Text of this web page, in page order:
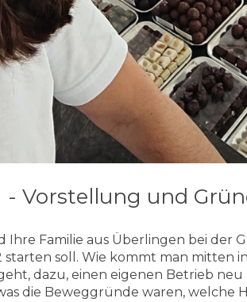
- Vorstellung und
Ihre Familie aus Überlingen bei der
soll. Wie kommt man mitten
dazu, einen eigenen Betrieb
die Beweggründe waren, welche